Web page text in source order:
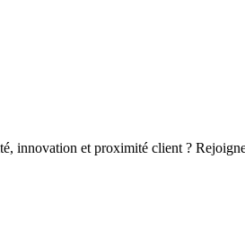
innovation et proximité client ?